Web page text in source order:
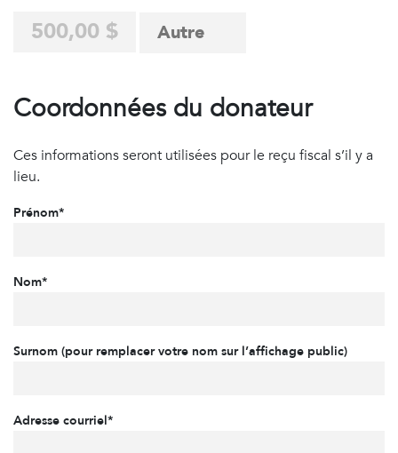
500,00 $
Coordonnées du donateur
Ces informations seront utilisées pour le reçu fiscal s’il y a
lieu.
Prénom*
Nom*
Surnom (pour remplacer votre nom sur l’affichage public)
Adresse courriel*